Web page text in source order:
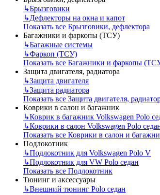
↳Брызговики
↳Дефлекторы на окна и капот
Показать все Брызговики, дефлектора
Багажники и фаркопы (ТСУ)
↳Багажные системы
↳Фаркоп (ТСУ)
Показать все Багажники и фаркопы
Защита двигателя, радиатора
↳Защита двигателя
↳Защита радиатора
Показать все Защита двигателя,
Коврики в салон и багажник
↳Коврик в багажник Volkswagen Polo
↳Коврики в салон Volkswagen Polo
Показать все Коврики в салон и
Подлокотник
↳Подлокотник для Volkswagen Polo V
↳Подлокотник для VW Polo седан
Показать все Подлокотник
Тюнинг и аксессуары
↳Внешний тюнинг Polo седан